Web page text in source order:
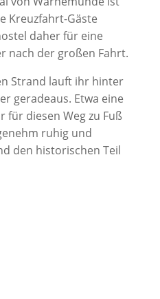
Kreuzfahrt-Gäste
daher für eine
nach der großen Fahrt.
Strand lauft ihr hinter
geradeaus. Etwa eine
diesen Weg zu Fuß
ruhig und
den historischen Teil